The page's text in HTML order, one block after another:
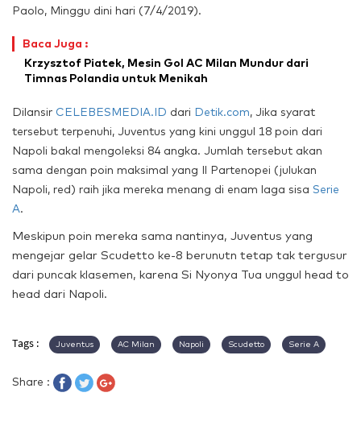
Paolo, Minggu dini hari (7/4/2019).
Baca Juga :
Krzysztof Piatek, Mesin Gol AC Milan Mundur dari
Timnas Polandia untuk Menikah
Dilansir CELEBESMEDIA.ID dari Detik.com, Jika syarat
tersebut terpenuhi, Juventus yang kini unggul 18 poin dari
Napoli bakal mengoleksi 84 angka. Jumlah tersebut akan
sama dengan poin maksimal yang Il Partenopei (julukan
Napoli, red) raih jika mereka menang di enam laga sisa Serie
A.
Meskipun poin mereka sama nantinya, Juventus yang
mengejar gelar Scudetto ke-8 berunutn tetap tak tergusur
dari puncak klasemen, karena Si Nyonya Tua unggul head to
head dari Napoli.
Tags : Juventus AC Milan Napoli Scudetto Serie A
Share :